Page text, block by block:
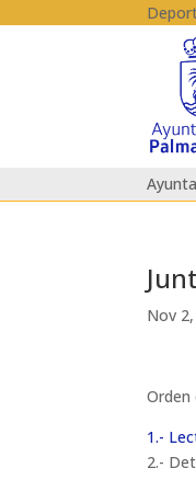
Nov
Orden
1.-
2.-